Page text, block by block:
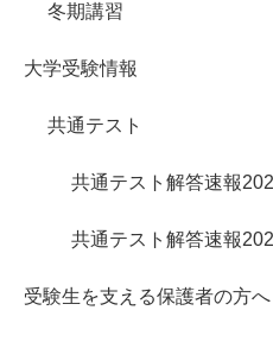
冬期講習
大学受験情報
共通テスト
共通テスト解答速報
共通テスト解答速報
受験生を支える保護者の方へ